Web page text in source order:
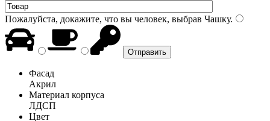
Пожалуйста, докажите, что вы человек, выбрав Чашку.
Фасад
Акрил
Материал корпуса
ЛДСП
Цвет